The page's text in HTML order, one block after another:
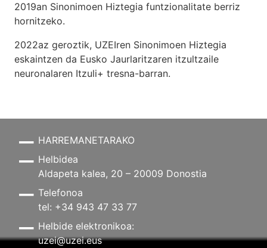
2019an Sinonimoen Hiztegia funtzionalitate berriz
hornitzeko.
2022az geroztik, UZEIren Sinonimoen Hiztegia
eskaintzen da Eusko Jaurlaritzaren itzultzaile
neuronalaren Itzuli+ tresna-barran.
HARREMANETARAKO
Helbidea
Aldapeta kalea, 20 – 20009 Donostia
Telefonoa
tel: +34 943 47 33 77
Helbide elektronikoa:
uzei@uzei.eus